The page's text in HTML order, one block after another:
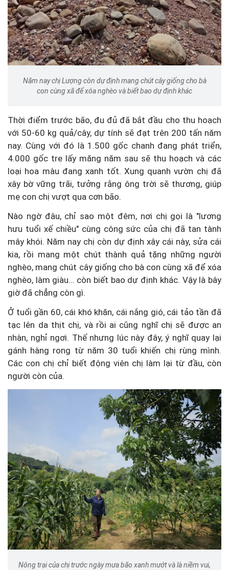
Năm nay chị Lượng còn dự định mang chút cây giống cho bà
con cùng xã để xóa nghèo và biết bao dự định khác
Thời điểm trước bão, đu đủ đã bắt đầu cho thu hoạch
với 50-60 kg quả/cây, dự tính sẽ đạt trên 200 tấn năm
nay. Cùng với đó là 1.500 gốc chanh đang phát triển,
4.000 gốc tre lấy măng năm sau sẽ thu hoạch và các
loại hoa màu đang xanh tốt. Xung quanh vườn chị đã
xây bờ vững trãi, tưởng rằng ông trời sẽ thương, giúp
mẹ con chị vượt qua cơn bão.
Nào ngờ đâu, chỉ sao một đêm, nơi chị gọi là "lương
hưu tuổi xế chiều" cùng công sức của chị đã tan tành
mây khói. Năm nay chị còn dự định xây cái này, sửa cái
kia, rồi mang một chút thành quả tặng những người
nghèo, mang chút cây giống cho bà con cùng xã để xóa
nghèo, làm giàu… còn biết bao dự định khác. Vậy là bây
giờ đã chẳng còn gì.
Ở tuổi gần 60, cái khó khăn, cái nắng gió, cái tảo tần đã
tạc lên da thịt chị, và rồi ai cũng nghĩ chị sẽ được an
nhàn, nghỉ ngơi. Thế nhưng lúc này đây, ý nghĩ quay lại
gánh hàng rong từ năm 30 tuổi khiến chị rùng mình.
Các con chị chỉ biết động viên chị làm lại từ đầu, còn
người còn của.
Nông trại của chị trước ngày mưa bão xanh mướt và là niềm vui,